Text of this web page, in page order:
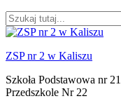
Szukaj:
ZSP nr 2 w Kaliszu
Szkoła Podstawowa nr
Przedszkole Nr 22